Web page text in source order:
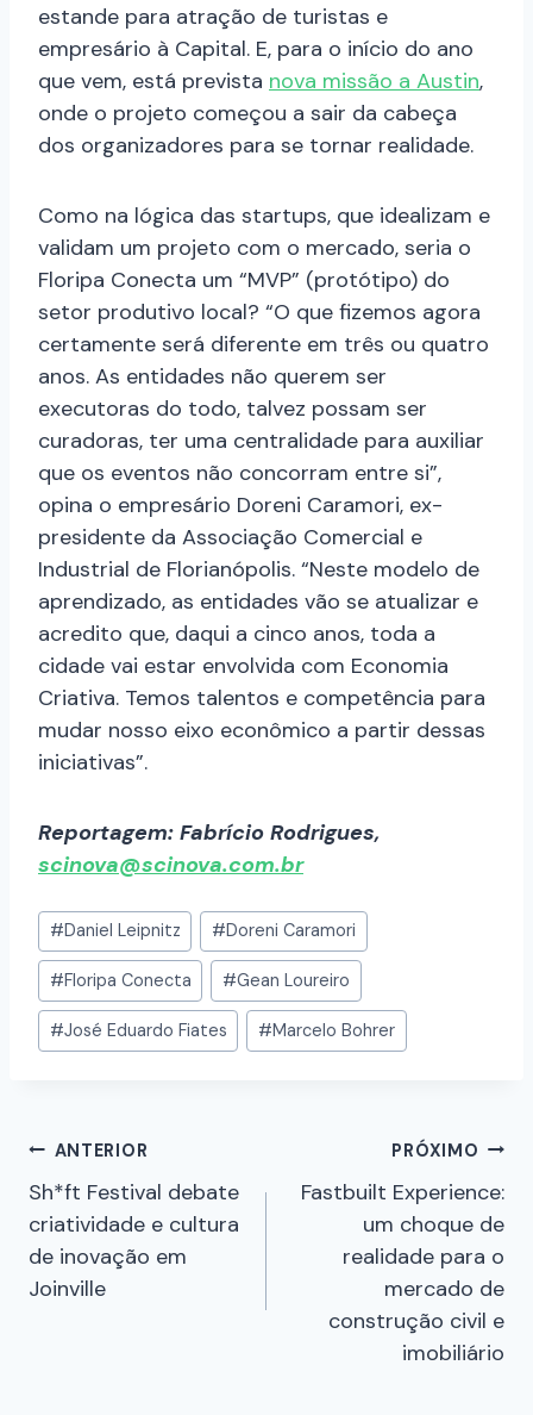
estande para atração de turistas e
empresário à Capital. E, para o início do ano
que vem, está prevista nova missão a Austin,
onde o projeto começou a sair da cabeça
dos organizadores para se tornar realidade.
Como na lógica das startups, que idealizam e
validam um projeto com o mercado, seria o
Floripa Conecta um “MVP” (protótipo) do
setor produtivo local? “O que fizemos agora
certamente será diferente em três ou quatro
anos. As entidades não querem ser
executoras do todo, talvez possam ser
curadoras, ter uma centralidade para auxiliar
que os eventos não concorram entre si”,
opina o empresário Doreni Caramori, ex-
presidente da Associação Comercial e
Industrial de Florianópolis. “Neste modelo de
aprendizado, as entidades vão se atualizar e
acredito que, daqui a cinco anos, toda a
cidade vai estar envolvida com Economia
Criativa. Temos talentos e competência para
mudar nosso eixo econômico a partir dessas
iniciativas”.
Reportagem: Fabrício Rodrigues,
scinova@scinova.com.br
#Daniel Leipnitz #Doreni Caramori
#Floripa Conecta #Gean Loureiro
#José Eduardo Fiates #Marcelo Bohrer
ANTERIOR
Sh*ft Festival debate
criatividade e cultura
de inovação em
Joinville
PRÓXIMO
Fastbuilt Experience:
um choque de
realidade para o
mercado de
construção civil e
imobiliário